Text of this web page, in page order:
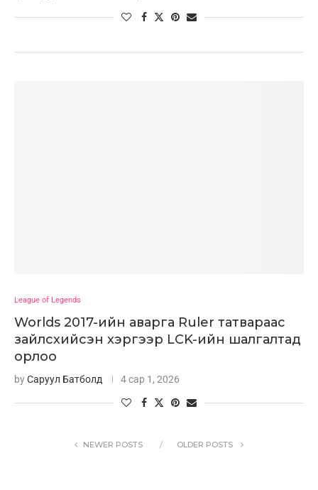
League of Legends
Worlds 2017-ийн аварга Ruler татвараас
зайлсхийсэн хэргээр LCK-ийн шалгалтад
орлоо
byСаруул Батболд 4 сар 1, 2026
NEWER POSTS OLDER POSTS